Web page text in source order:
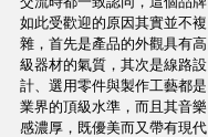
如此受歡迎的原因其實並不複
雜，首先是產品的外觀具有高
級器材的氣質，其次是線路設
計、選用零件與製作工藝都是
業界的頂級水準，而且其音樂
感濃厚，既優美而又帶有現代